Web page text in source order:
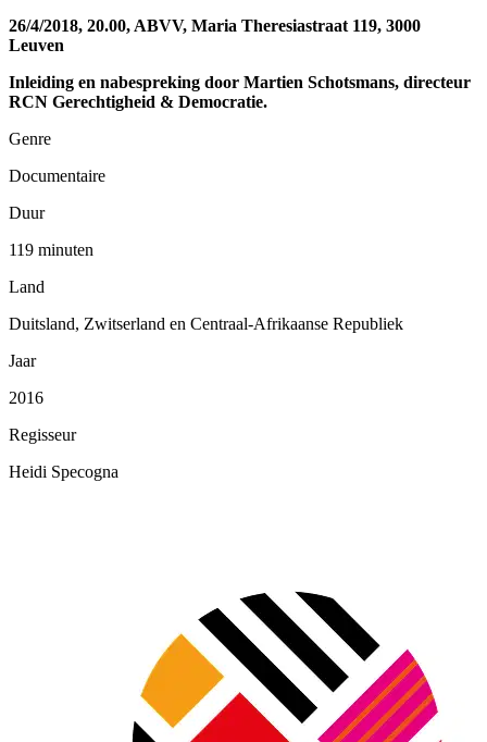
26/4/2018, 20.00, ABVV, Maria Theresiastraat 119, 3000
Leuven
Inleiding en nabespreking door Martien Schotsmans, directeur
RCN Gerechtigheid & Democratie.
Genre
Documentaire
Duur
119 minuten
Land
Duitsland, Zwitserland en Centraal-Afrikaanse Republiek
Jaar
2016
Regisseur
Heidi Specogna